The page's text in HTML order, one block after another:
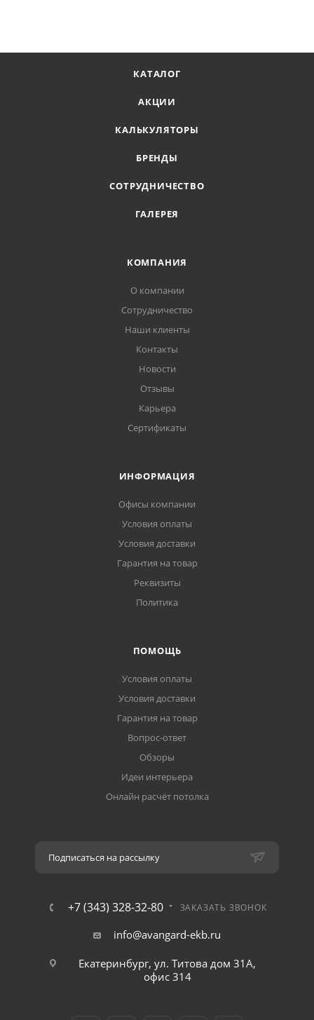
КАТАЛОГ
АКЦИИ
КАЛЬКУЛЯТОРЫ
БРЕНДЫ
СОТРУДНИЧЕСТВО
ГАЛЕРЕЯ
КОМПАНИЯ
О компании
Сотрудничество
Наши клиенты
Контакты
Новости
Отзывы
Карьера
Сертификаты
ИНФОРМАЦИЯ
Офисы компании
Условия оплаты
Условия доставки
Гарантия на товар
Реквизиты
Политика
ПОМОЩЬ
Условия оплаты
Условия доставки
Гарантия на товар
Вопрос-ответ
Обзоры
Идеи интерьера
Онлайн расчёт потолка
Подписаться на рассылку
+7 (343) 328-32-80 ЗАКАЗАТЬ ЗВОНОК
info@avangard-ekb.ru
Екатеринбург, ул. Титова дом 31A,
офис 314